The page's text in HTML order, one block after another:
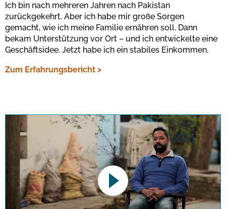
Bestätigen
Ich bin nach mehreren Jahren nach Pakistan
zurückgekehrt. Aber ich habe mir große Sorgen
gemacht, wie ich meine Familie ernähren soll. Dann
bekam Unterstützung vor Ort – und ich entwickelte eine
Geschäftsidee. Jetzt habe ich ein stabiles Einkommen.
Zum Erfahrungsbericht >